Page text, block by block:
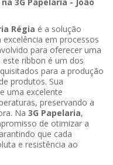
Régia é a solução
em processos
para oferecer uma
ribbon é um dos
para a produção
produtos. Sua
uma excelente
preservando a
Na 3G Papelaria,
de otimizar a
que cada
e resistência ao